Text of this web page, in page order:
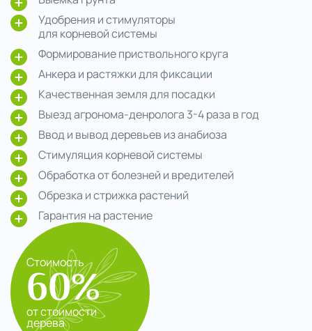
Удобрения и стимуляторы
для корневой системы
Формирование приствольного круга
Анкера и растяжки для фиксации
Качественная земля для посадки
Выезд агронома-денролога 3-4 раза в год
Ввод и вывод деревьев из анабиоза
Стимуляция корневой системы
Обработка от болезней и вредителей
Обрезка и стрижка растений
Гарантия на растение
Стоимость
60%
от стоимости
дерева